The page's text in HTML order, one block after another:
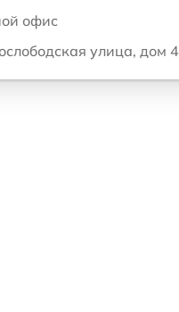
офис
улица, дом 4